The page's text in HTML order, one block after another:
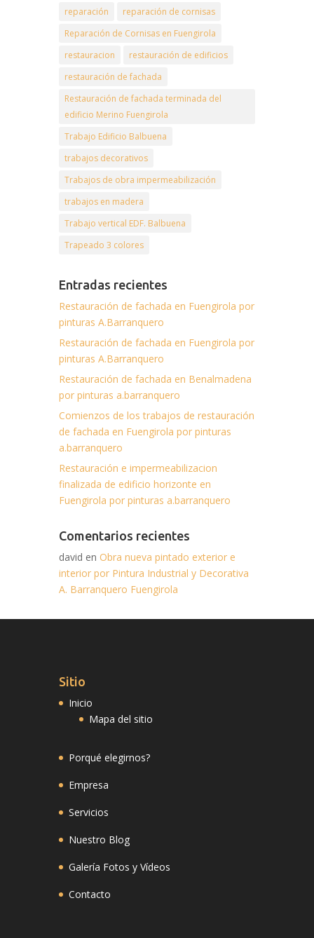
reparación
reparación de cornisas
Reparación de Cornisas en Fuengirola
restauracion
restauración de edificios
restauración de fachada
Restauración de fachada terminada del
edificio Merino Fuengirola
Trabajo Edificio Balbuena
trabajos decorativos
Trabajos de obra impermeabilización
trabajos en madera
Trabajo vertical EDF. Balbuena
Trapeado 3 colores
Entradas recientes
Restauración de fachada en Fuengirola por
pinturas A.Barranquero
Restauración de fachada en Fuengirola por
pinturas A.Barranquero
Restauración de fachada en Benalmadena
por pinturas a.barranquero
Comienzos de los trabajos de restauración
de fachada en Fuengirola por pinturas
a.barranquero
Restauración e impermeabilizacion
finalizada de edificio horizonte en
Fuengirola por pinturas a.barranquero
Comentarios recientes
david en Obra nueva pintado exterior e
interior por Pintura Industrial y Decorativa
A. Barranquero Fuengirola
Sitio
Inicio
Mapa del sitio
Porqué elegirnos?
Empresa
Servicios
Nuestro Blog
Galería Fotos y Vídeos
Contacto